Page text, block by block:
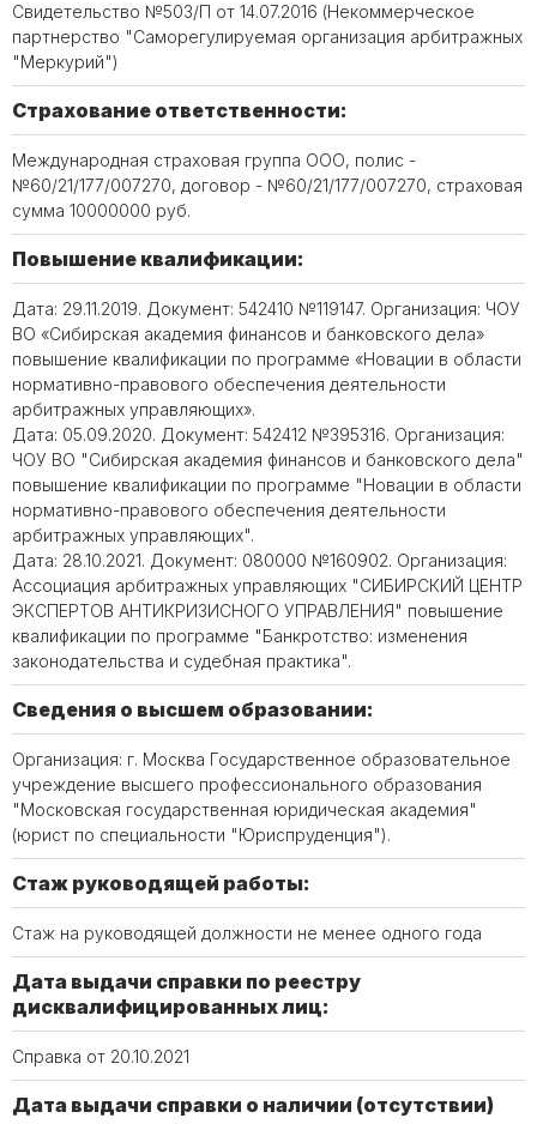
Свидетельство №503/П от 14.07.2016 (Некоммерческое
партнерство "Саморегулируемая организация арбитражных
"Меркурий")
Страхование ответственности:
Международная страховая группа ООО, полис -
№60/21/177/007270, договор - №60/21/177/007270, страховая
сумма 10000000 руб.
Повышение квалификации:
Дата: 29.11.2019. Документ: 542410 №119147. Организация: ЧОУ
ВО «Сибирская академия финансов и банковского дела»
повышение квалификации по программе «Новации в области
нормативно-правового обеспечения деятельности
арбитражных управляющих».
Дата: 05.09.2020. Документ: 542412 №395316. Организация:
ЧОУ ВО "Сибирская академия финансов и банковского дела"
повышение квалификации по программе "Новации в области
нормативно-правового обеспечения деятельности
арбитражных управляющих".
Дата: 28.10.2021. Документ: 080000 №160902. Организация:
Ассоциация арбитражных управляющих "СИБИРСКИЙ ЦЕНТР
ЭКСПЕРТОВ АНТИКРИЗИСНОГО УПРАВЛЕНИЯ" повышение
квалификации по программе "Банкротство: изменения
законодательства и судебная практика".
Сведения о высшем образовании:
Организация: г. Москва Государственное образовательное
учреждение высшего профессионального образования
"Московская государственная юридическая академия"
(юрист по специальности "Юриспруденция").
Стаж руководящей работы:
Стаж на руководящей должности не менее одного года
Дата выдачи справки по реестру
дисквалифицированных лиц:
Справка от 20.10.2021
Дата выдачи справки о наличии (отсутствии)